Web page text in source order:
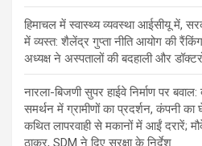
हिमाचल में स्वास्थ्य व्यवस्था आईसीयू में,
में व्यस्त: शैलेंद्र गुप्ता नीति आयोग की
अध्यक्ष ने अस्पतालों की बदहाली और
नारला-बिजणी सुपर हाईवे निर्माण पर
समर्थन में ग्रामीणों का प्रदर्शन, कंपनी
कथित लापरवाही से मकानों में आईं दरारें;
ठाकुर, SDM ने दिए सुरक्षा के निर्देश